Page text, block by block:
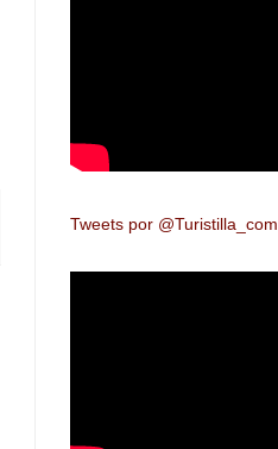
Tweets por @Turistilla_com